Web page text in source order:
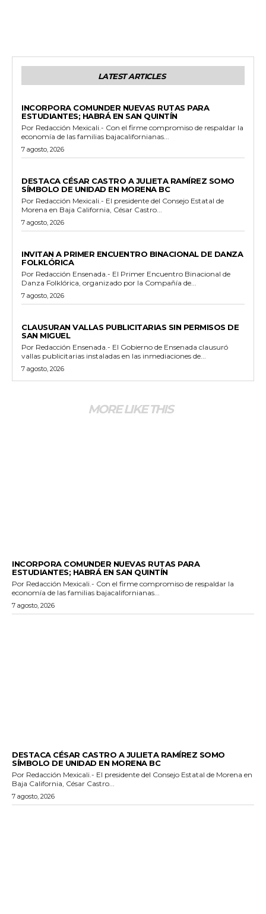
LATEST ARTICLES
INCORPORA COMUNDER NUEVAS RUTAS PARA
ESTUDIANTES; HABRÁ EN SAN QUINTÍN
Por Redacción Mexicali.- Con el firme compromiso de respaldar la
economía de las familias bajacalifornianas...
7 agosto, 2026
DESTACA CÉSAR CASTRO A JULIETA RAMÍREZ SOMO
SÍMBOLO DE UNIDAD EN MORENA BC
Por Redacción Mexicali.- El presidente del Consejo Estatal de
Morena en Baja California, César Castro...
7 agosto, 2026
INVITAN A PRIMER ENCUENTRO BINACIONAL DE DANZA
FOLKLÓRICA
Por Redacción Ensenada.- El Primer Encuentro Binacional de
Danza Folklórica, organizado por la Compañía de...
7 agosto, 2026
CLAUSURAN VALLAS PUBLICITARIAS SIN PERMISOS DE
SAN MIGUEL
Por Redacción Ensenada.- El Gobierno de Ensenada clausuró
vallas publicitarias instaladas en las inmediaciones de...
7 agosto, 2026
MORE LIKE THIS
INCORPORA COMUNDER NUEVAS RUTAS PARA
ESTUDIANTES; HABRÁ EN SAN QUINTÍN
Por Redacción Mexicali.- Con el firme compromiso de respaldar la
economía de las familias bajacalifornianas...
7 agosto, 2026
DESTACA CÉSAR CASTRO A JULIETA RAMÍREZ SOMO
SÍMBOLO DE UNIDAD EN MORENA BC
Por Redacción Mexicali.- El presidente del Consejo Estatal de Morena en
Baja California, César Castro...
7 agosto, 2026